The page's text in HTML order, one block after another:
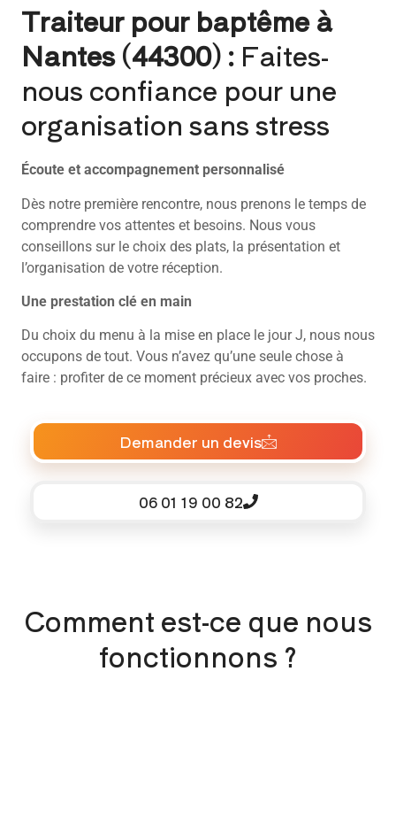
Traiteur pour baptême à
Nantes (44300) : Faites-
nous confiance pour une
organisation sans stress
Écoute et accompagnement personnalisé
Dès notre première rencontre, nous prenons le temps de
comprendre vos attentes et besoins. Nous vous
conseillons sur le choix des plats, la présentation et
l’organisation de votre réception.
Une prestation clé en main
Du choix du menu à la mise en place le jour J, nous nous
occupons de tout. Vous n’avez qu’une seule chose à
faire : profiter de ce moment précieux avec vos proches.
Demander un devis
06 01 19 00 82
Comment est-ce que nous
fonctionnons ?